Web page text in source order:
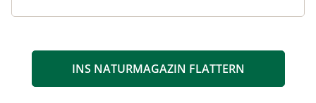
INS NATURMAGAZIN FLATTERN